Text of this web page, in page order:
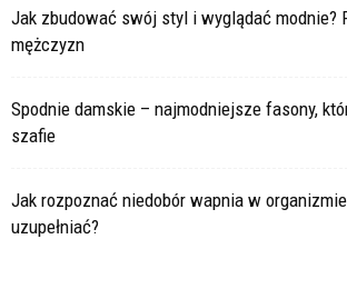
Jak zbudować swój styl i wyglądać modnie?
mężczyzn
Spodnie damskie – najmodniejsze fasony,
szafie
Jak rozpoznać niedobór wapnia w
uzupełniać?